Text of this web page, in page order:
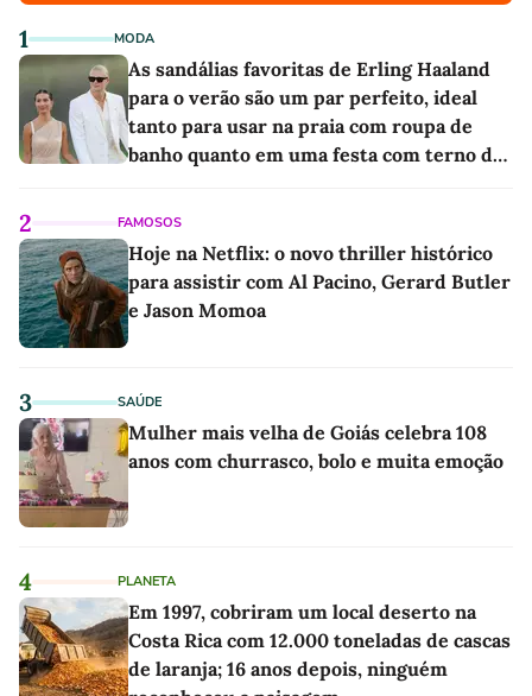
1 MODA
As sandálias favoritas de Erling Haaland
para o verão são um par perfeito, ideal
tanto para usar na praia com roupa de
banho quanto em uma festa com terno de
2 FAMOSOS
Hoje na Netflix: o novo thriller histórico
para assistir com Al Pacino, Gerard Butler
e Jason Momoa
3 SAÚDE
Mulher mais velha de Goiás celebra 108
anos com churrasco, bolo e muita emoção
4 PLANETA
Em 1997, cobriram um local deserto na
Costa Rica com 12.000 toneladas de cascas
de laranja; 16 anos depois, ninguém